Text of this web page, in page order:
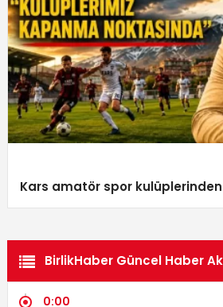
Kars amatör spor kulüplerinden
BirlikHaber Güncel Haber
0:00